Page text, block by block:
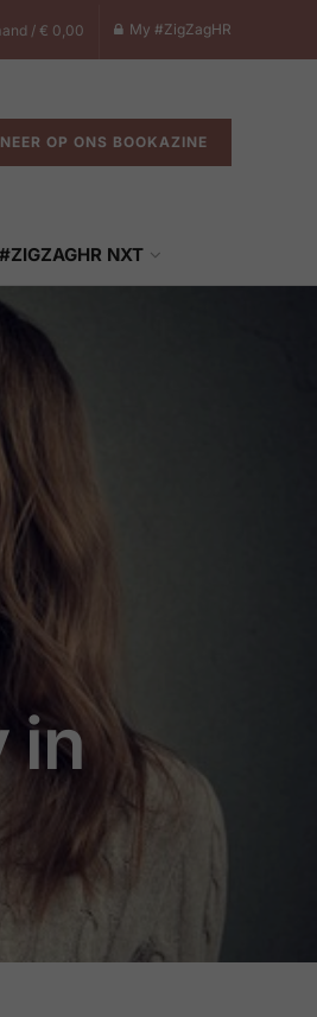
/ € 0,00 My #ZigZagHR
OP ONS BOOKAZINE
#ZIGZAGHR NXT
in